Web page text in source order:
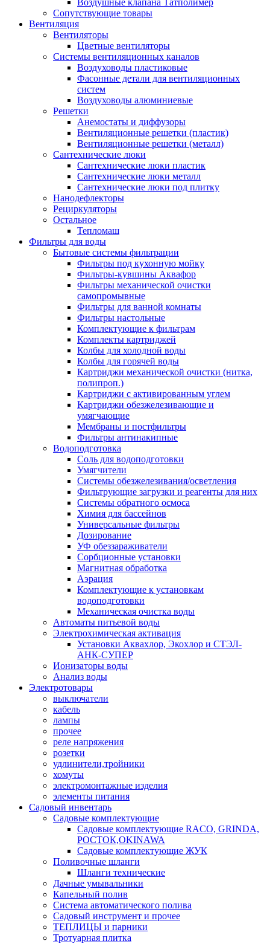
Воздушные клапана Татполимер
Сопутствующие товары
Вентиляция
Вентиляторы
Цветные вентиляторы
Системы вентиляционных каналов
Воздуховоды пластиковые
Фасонные детали для вентиляционных
систем
Воздуховоды алюминиевые
Решетки
Анемостаты и диффузоры
Вентиляционные решетки (пластик)
Вентиляционные решетки (металл)
Сантехнические люки
Сантехнические люки пластик
Сантехнические люки металл
Сантехнические люки под плитку
Нанодефлекторы
Рециркуляторы
Остальное
Тепломаш
Фильтры для воды
Бытовые системы фильтрации
Фильтры под кухонную мойку
Фильтры-кувшины Аквафор
Фильтры механической очистки
самопромывные
Фильтры для ванной комнаты
Фильтры настольные
Комплектующие к фильтрам
Комплекты картриджей
Колбы для холодной воды
Колбы для горячей воды
Картриджи механической очистки (нитка,
полипроп.)
Картриджи с активированным углем
Картриджи обезжелезивающие и
умягчающие
Мембраны и постфильтры
Фильтры антинакипные
Водоподготовка
Соль для водоподготовки
Умягчители
Системы обезжелезивания/осветления
Фильтрующие загрузки и реагенты для них
Системы обратного осмоса
Химия для бассейнов
Универсальные фильтры
Дозирование
УФ обеззараживатели
Сорбционные установки
Магнитная обработка
Аэрация
Комплектующие к установкам
водоподготовки
Механическая очистка воды
Автоматы питьевой воды
Электрохимическая активация
Установки Аквахлор, Экохлор и СТЭЛ-
АНК-СУПЕР
Ионизаторы воды
Анализ воды
Электротовары
выключатели
кабель
лампы
прочее
реле напряжения
розетки
удлинители,тройники
хомуты
электромонтажные изделия
элементы питания
Садовый инвентарь
Садовые комплектующие
Садовые комплектующие RACO, GRINDA,
РОСТОК,OKINAWA
Садовые комплектующие ЖУК
Поливочные шланги
Шланги технические
Дачные умывальники
Капельный полив
Система автоматического полива
Садовый инструмент и прочее
ТЕПЛИЦЫ и парники
Тротуарная плитка